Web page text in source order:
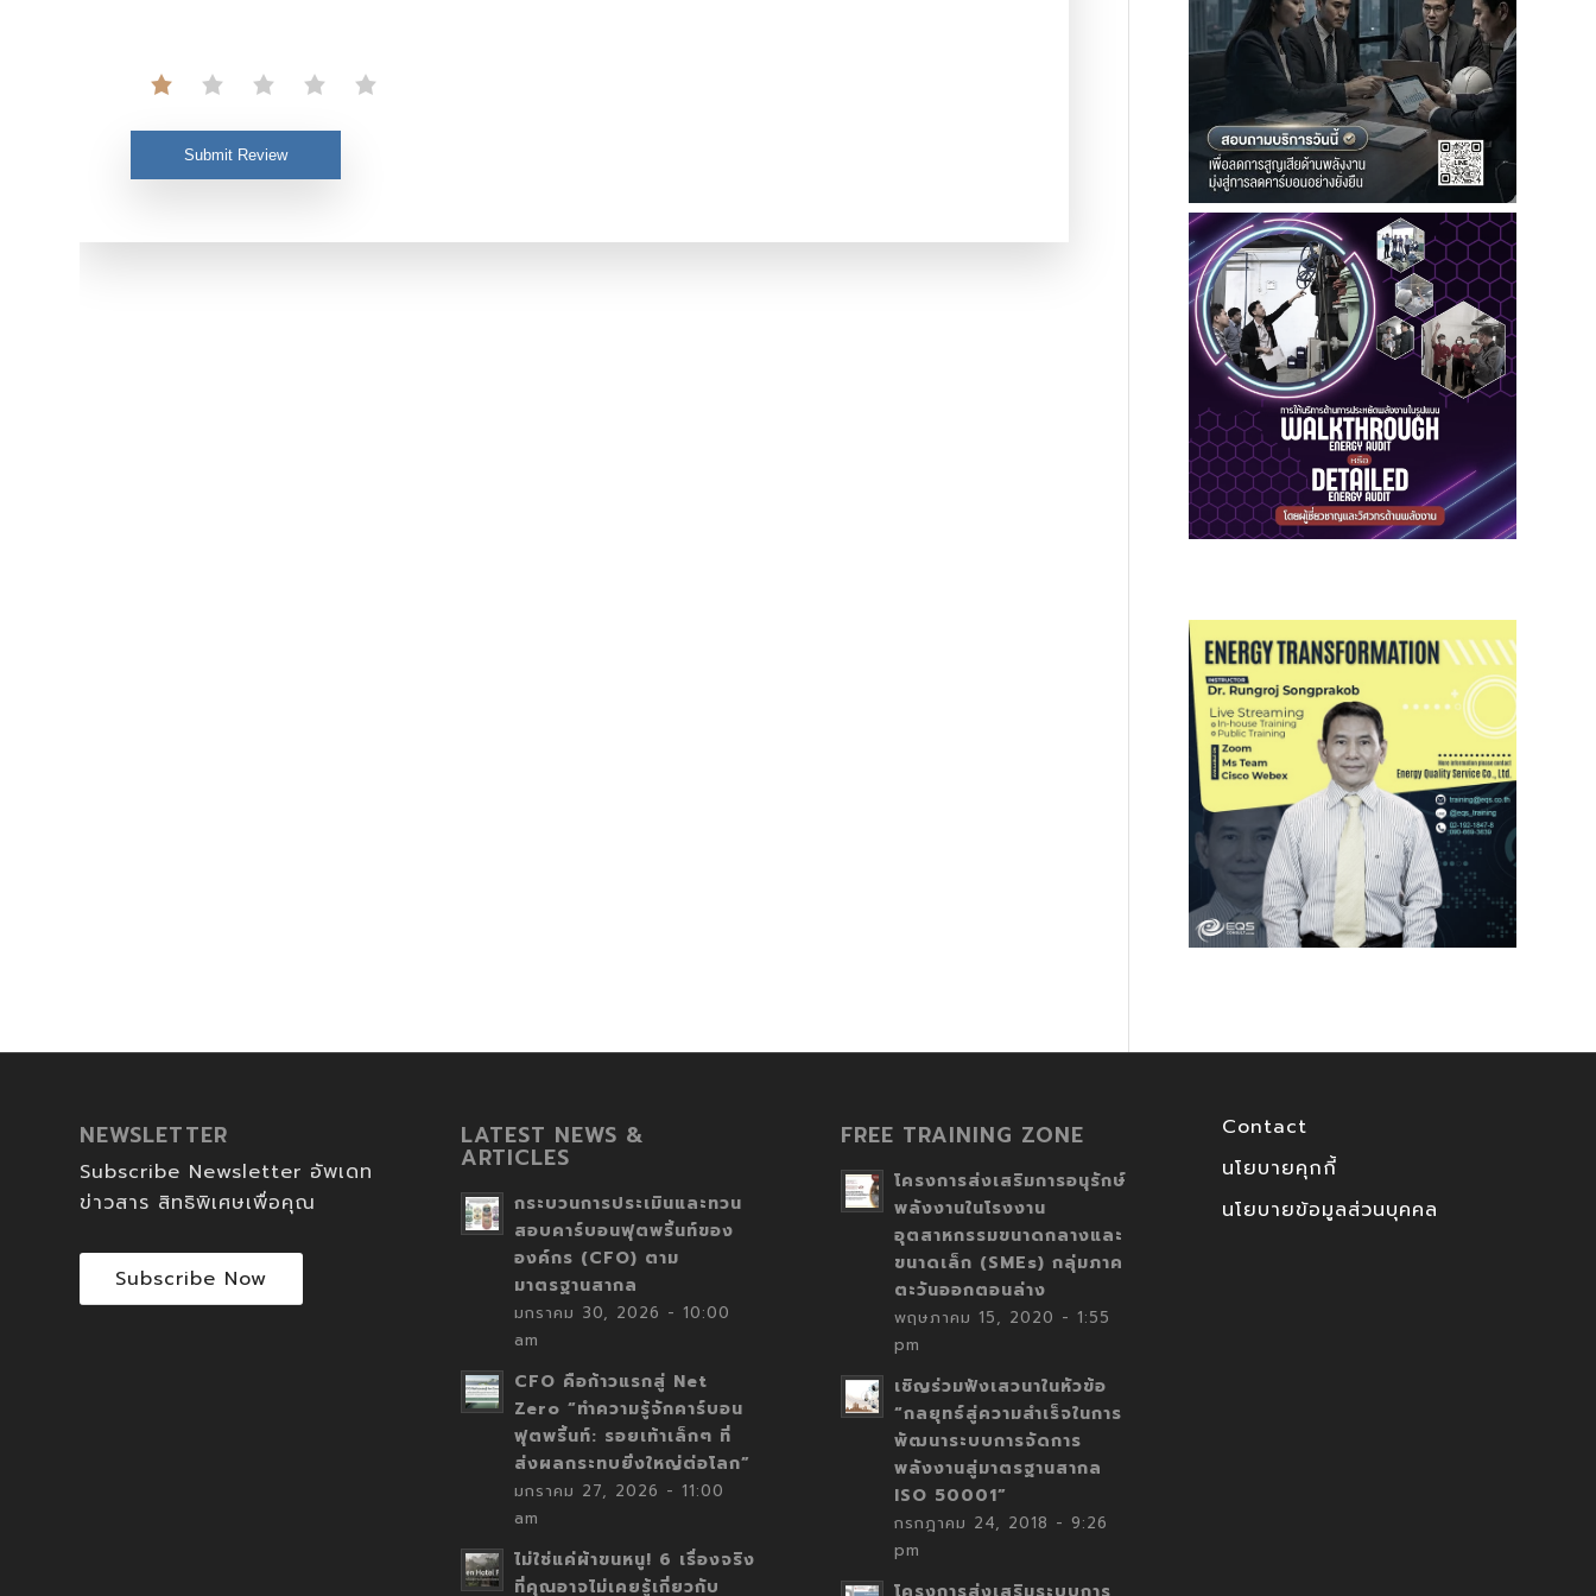
Submit Review
NEWSLETTER
Subscribe Newsletter อัพเดท
ข่าวสาร สิทธิพิเศษเพื่อคุณ
Subscribe Now
LATEST NEWS &
ARTICLES
กระบวนการประเมินและทวน
สอบคาร์บอนฟุตพริ้นท์ของ
องค์กร (CFO) ตาม
มาตรฐานสากล
มกราคม 30, 2026 - 10:00
am
CFO คือก้าวแรกสู่ Net
Zero “ทำความรู้จักคาร์บอน
ฟุตพริ้นท์: รอยเท้าเล็กๆ ที่
ส่งผลกระทบยิ่งใหญ่ต่อโลก”
มกราคม 27, 2026 - 11:00
am
ไม่ใช่แค่ผ้าขนหนู! 6 เรื่องจริง
ที่คุณอาจไม่เคยรู้เกี่ยวกับ
FREE TRAINING ZONE
โครงการส่งเสริมการอนุรักษ์
พลังงานในโรงงาน
อุตสาหกรรมขนาดกลางและ
ขนาดเล็ก (SMEs) กลุ่มภาค
ตะวันออกตอนล่าง
พฤษภาคม 15, 2020 - 1:55
pm
เชิญร่วมฟังเสวนาในหัวข้อ
“กลยุทธ์สู่ความสำเร็จในการ
พัฒนาระบบการจัดการ
พลังงานสู่มาตรฐานสากล
ISO 50001”
กรกฎาคม 24, 2018 - 9:26
pm
Contact
นโยบายคุกกี้
นโยบายข้อมูลส่วนบุคคล